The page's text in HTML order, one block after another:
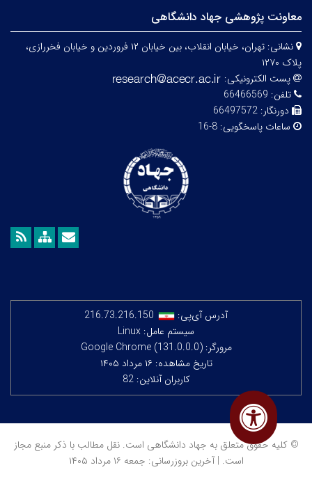
معاونت پژوهشی جهاد دانشگاهی
نشانی:
تهران، خیابان انقلاب، بین خیابان ۱۲ فروردین و خیابان فخررازی،
پلاک ۱۲۷۰
پست الکترونیکی:
تلفن: 66466569
دورنگار: 66497572
ساعات پاسخگویی: 8-16
آدرس آی‌پی:
216.73.216.150
سیستم عامل: Linux
مرورگر: Google Chrome (131.0.0.0)
تاریخ مشاهده: ۱۶ مرداد ۱۴۰۵
کاربران آنلاین: 82
© کلیه حقوق متعلق به جهاد دانشگاهی است. نقل مطالب با ذکر منبع مجاز
است. | آخرین بروزرسانی: جمعه ۱۶ مرداد ۱۴۰۵